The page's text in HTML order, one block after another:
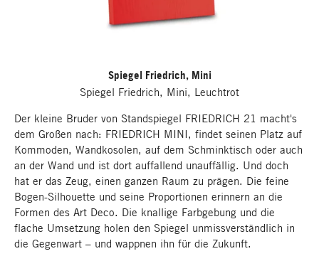
Spiegel Friedrich, Mini
Spiegel Friedrich, Mini, Leuchtrot
Der kleine Bruder von Standspiegel FRIEDRICH 21 macht's
dem Großen nach: FRIEDRICH MINI, findet seinen Platz auf
Kommoden, Wandkosolen, auf dem Schminktisch oder auch
an der Wand und ist dort auffallend unauffällig. Und doch
hat er das Zeug, einen ganzen Raum zu prägen. Die feine
Bogen-Silhouette und seine Proportionen erinnern an die
Formen des Art Deco. Die knallige Farbgebung und die
flache Umsetzung holen den Spiegel unmissverständlich in
die Gegenwart – und wappnen ihn für die Zukunft.